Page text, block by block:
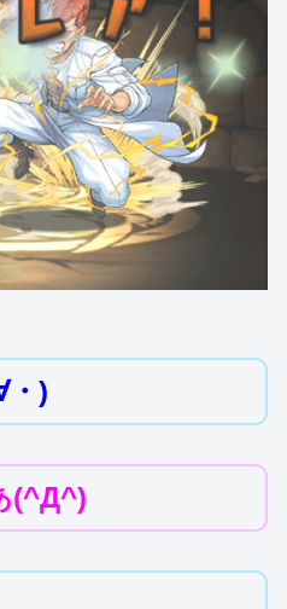
・)
(^Д^)